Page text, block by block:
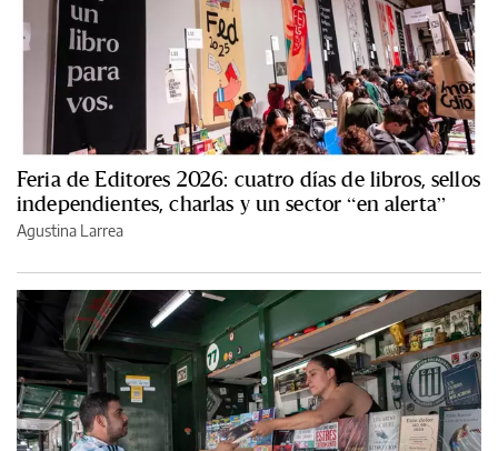
Feria de Editores 2026: cuatro días de libros, sellos
independientes, charlas y un sector “en alerta”
Agustina Larrea